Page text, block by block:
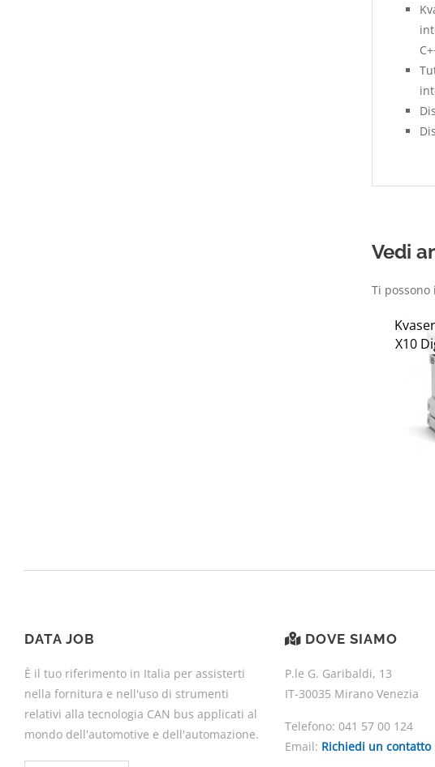
Vedi
Ti
X10
DATA JOB
È il tuo riferimento in Italia per assisterti
nella fornitura e nell'uso di strumenti
relativi alla tecnologia CAN bus applicati al
mondo dell'automotive e dell'automazione.
DOVE SIAMO
P.le G. Garibaldi, 13
IT-30035 Mirano Venezia
Telefono: 041 57 00 124
Email: Richiedi un contatto